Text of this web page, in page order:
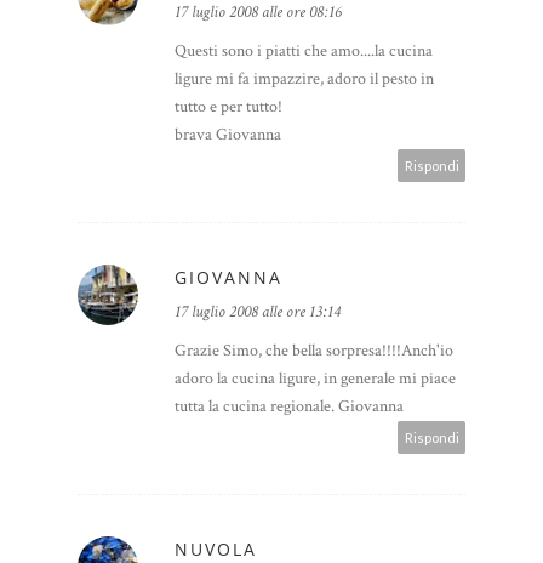
17 luglio 2008 alle ore 08:16
Questi sono i piatti che amo....la cucina
ligure mi fa impazzire, adoro il pesto in
tutto e per tutto!
brava Giovanna
Rispondi
GIOVANNA
17 luglio 2008 alle ore 13:14
Grazie Simo, che bella sorpresa!!!!Anch'io
adoro la cucina ligure, in generale mi piace
tutta la cucina regionale. Giovanna
Rispondi
NUVOLA